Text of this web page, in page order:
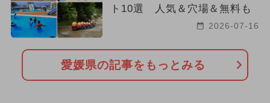
ト10選 人気＆穴場＆無料も
2026-07-16
愛媛県の記事をもっとみる